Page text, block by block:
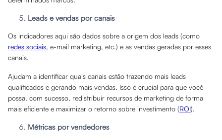
Leads e vendas por canais
Os indicadores aqui são dados sobre a origem dos leads (como
redes sociais, e-mail marketing, etc.) e as vendas geradas por esses
canais.
Ajudam a identificar quais canais estão trazendo mais leads
qualificados e gerando mais vendas. Isso é crucial para que você
possa, com sucesso, redistribuir recursos de marketing de forma
mais eficiente e maximizar o retorno sobre investimento (ROI).
Métricas por vendedores